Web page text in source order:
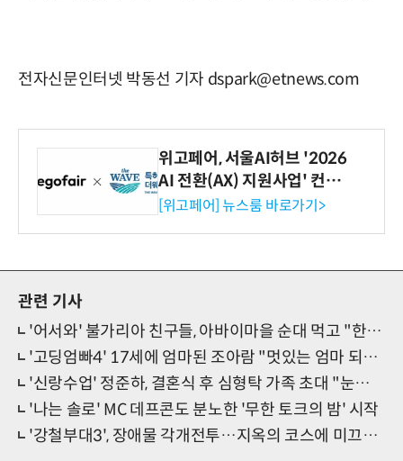
전자신문인터넷 박동선 기자 dspark@etnews.com
위고페어, 서울AI허브 '2026
AI 전환(AX) 지원사업' 컨소
시엄 선정
[위고페어] 뉴스룸 바로가기>
관련 기사
'어서와' 불가리아 친구들, 아바이마을 순대 먹고 "한국에 남을게"
'고딩엄빠4' 17세에 엄마된 조아람 "멋있는 엄마 되고 싶은데…"
'신랑수업' 정준하, 결혼식 후 심형탁 가족 초대 "눈물 날 것 같다"
'나는 솔로' MC 데프콘도 분노한 '무한 토크의 밤' 시작
'강철부대3', 장애물 각개전투…지옥의 코스에 미끄러지는 대원